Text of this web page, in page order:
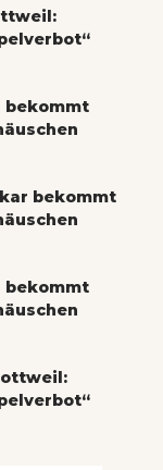
bekommt
bekommt
bekommt